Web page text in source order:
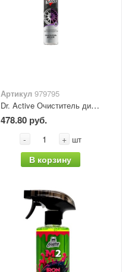
Артикул 979795
Dr. Aсtive Очиститель дисков "Ronx" 400 мл
478.80 руб.
- + шт
В корзину